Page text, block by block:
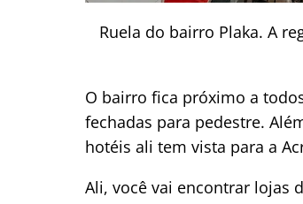
Ruela do bairro Plaka. A
O bairro fica próximo a
fechadas para pedestre.
hotéis ali tem vista para a
Ali, você vai encontrar lojas